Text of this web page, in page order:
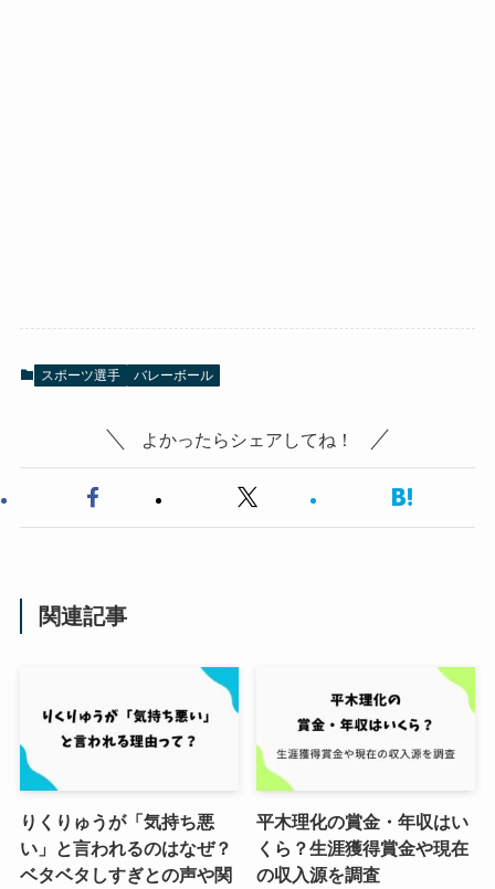
スポーツ選手 バレーボール
よかったらシェアしてね！
関連記事
りくりゅうが「気持ち悪
い」と言われるのはなぜ？
ベタベタしすぎとの声や関
平木理化の賞金・年収はい
くら？生涯獲得賞金や現在
の収入源を調査